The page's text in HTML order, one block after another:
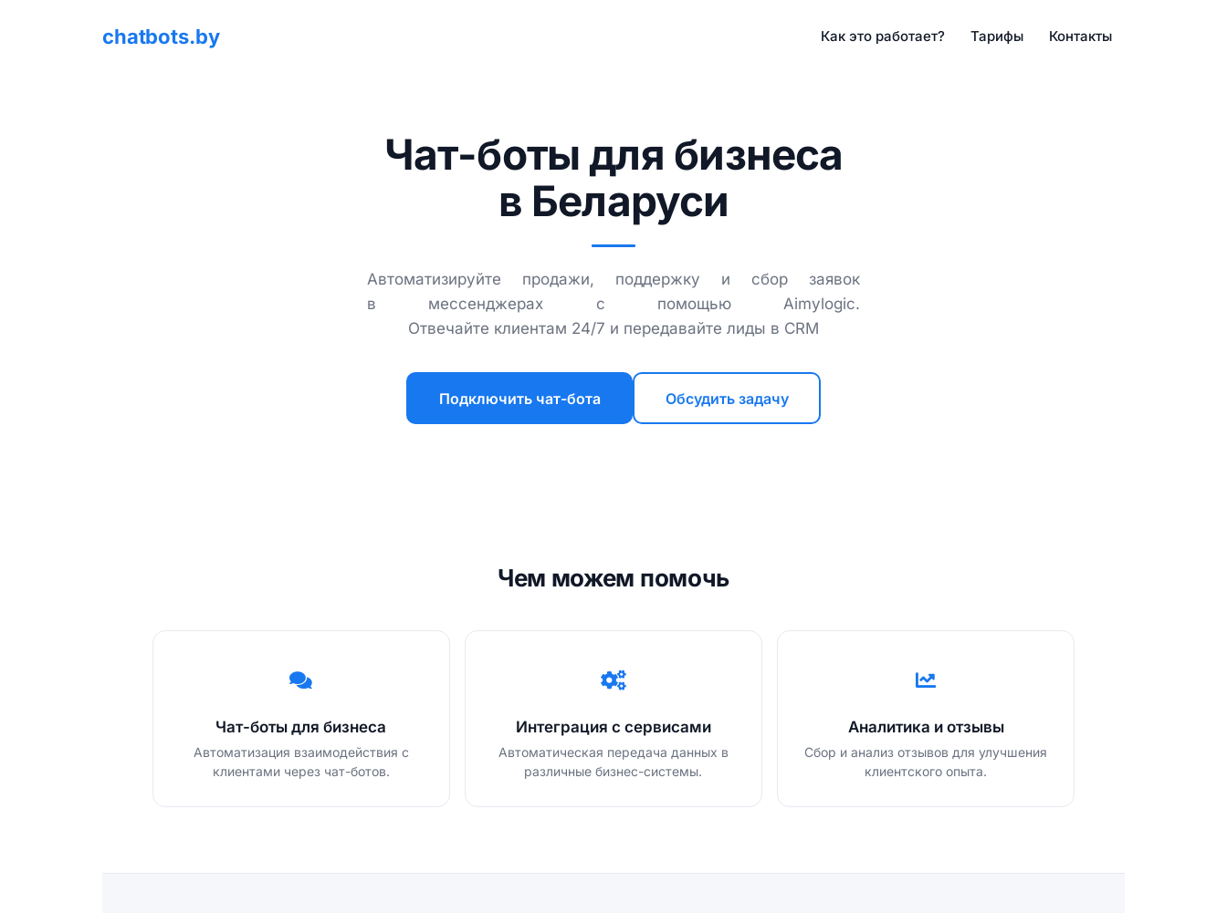
chatbots.by Как это работает? Тарифы Контакты
Чат-боты для бизнеса
в Беларуси
Автоматизируйте продажи, поддержку и сбор заявок
в мессенджерах с помощью Aimylogic.
Отвечайте клиентам 24/7 и передавайте лиды в CRM
Подключить чат-бота Обсудить задачу
Чем можем помочь
Чат-боты для бизнеса
Автоматизация взаимодействия с
клиентами через чат-ботов.
Интеграция с сервисами
Автоматическая передача данных в
различные бизнес-системы.
Аналитика и отзывы
Сбор и анализ отзывов для улучшения
клиентского опыта.